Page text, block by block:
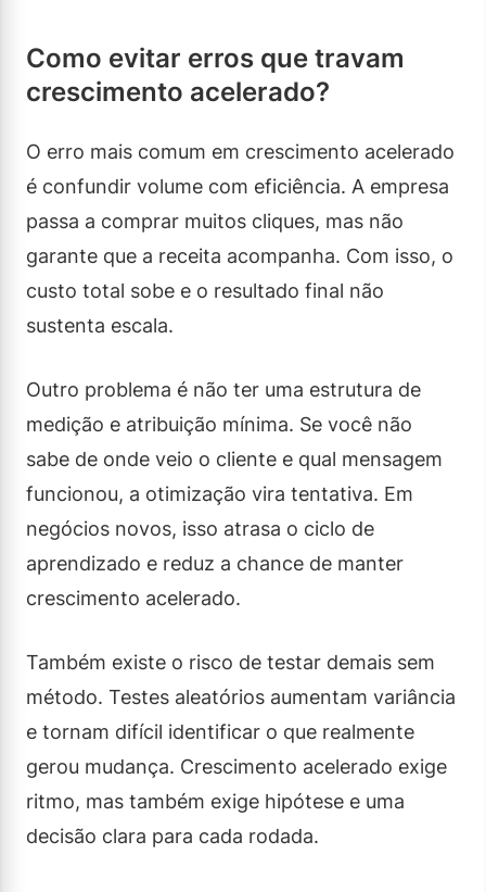
Como evitar erros que travam
crescimento acelerado?
O erro mais comum em crescimento acelerado
é confundir volume com eficiência. A empresa
passa a comprar muitos cliques, mas não
garante que a receita acompanha. Com isso, o
custo total sobe e o resultado final não
sustenta escala.
Outro problema é não ter uma estrutura de
medição e atribuição mínima. Se você não
sabe de onde veio o cliente e qual mensagem
funcionou, a otimização vira tentativa. Em
negócios novos, isso atrasa o ciclo de
aprendizado e reduz a chance de manter
crescimento acelerado.
Também existe o risco de testar demais sem
método. Testes aleatórios aumentam variância
e tornam difícil identificar o que realmente
gerou mudança. Crescimento acelerado exige
ritmo, mas também exige hipótese e uma
decisão clara para cada rodada.